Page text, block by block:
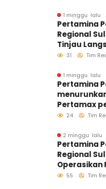
1 minggu lalu
Pertamina
Regional
Tinjau
Pelayanan
Distribusi
Berjalan
31 Tim
1 minggu lalu
Pertamina
Pertamax
Agustus
24 Tim
2 minggu lalu
Pertamina
Regional
Operasikan
Ship to Ship
55 Tim